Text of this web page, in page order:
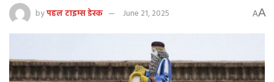
byपहल टाइम्स डेस्क June 21, 2025 AA